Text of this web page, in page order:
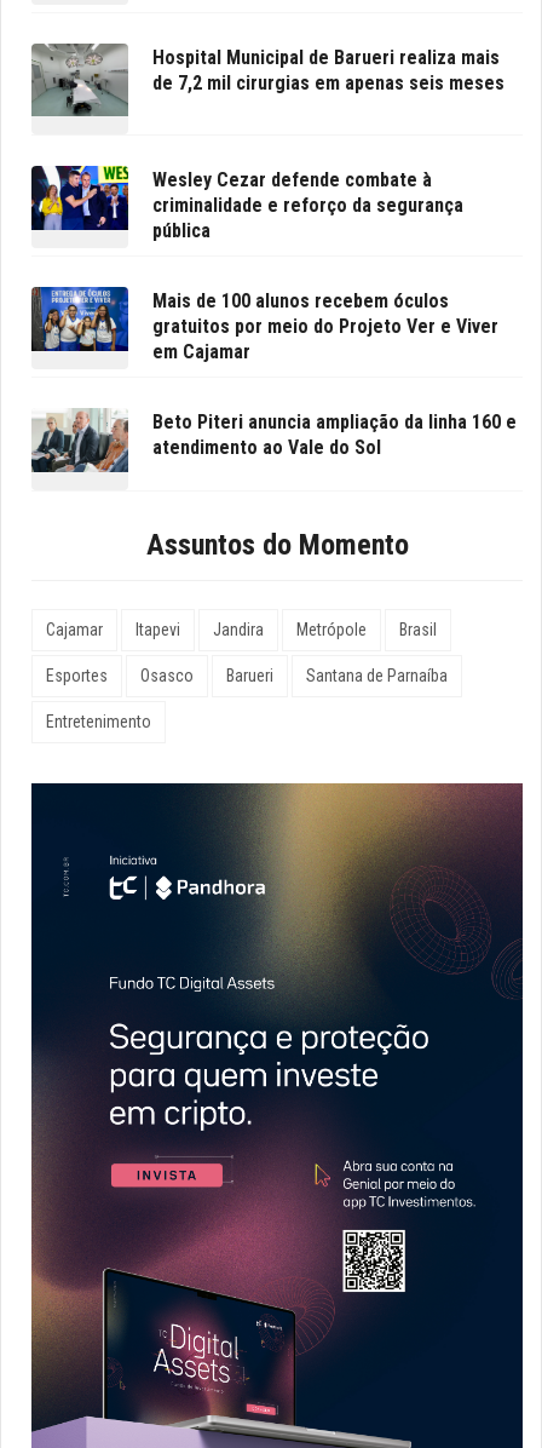
Hospital Municipal de Barueri realiza mais
de 7,2 mil cirurgias em apenas seis meses
Wesley Cezar defende combate à
criminalidade e reforço da segurança
pública
Mais de 100 alunos recebem óculos
gratuitos por meio do Projeto Ver e Viver
em Cajamar
Beto Piteri anuncia ampliação da linha 160 e
atendimento ao Vale do Sol
Assuntos do Momento
Cajamar Itapevi Jandira Metrópole Brasil
Esportes Osasco Barueri Santana de Parnaíba
Entretenimento